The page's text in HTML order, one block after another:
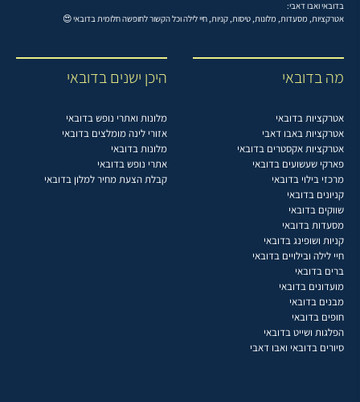
בדובאי ואבו דאבי:
אטרקציות, מסעדות, מלונות, טיסות, קניות, חיי לילה וכל הקשור לחופשה חלומית בדובאי 😍
מה בדובאי
אטרקציות בדובאי
אטרקציות באבו דאבי
אטרקציות אקסטרים בדובאי
פארקי שעשועים בדובאי
מרכזי בילוי בדובאי
קניונים בדובאי
שווקים בדובאי
מסעדות בדובאי
קניות ושופינג בדובאי
חיי לילה ובילויים בדובאי
ברים בדובאי
מועדונים בדובאי
מבנים בדובאי
חופים בדובאי
הפלגות ושייט בדובאי
סיורים בדובאי ואבו דאבי
היכן ישנים בדובאי
מלונות ואתרי נופש בדובאי
אזורי לינה מומלצים בדובאי
מלונות בדובאי
אתרי נופש בדובאי
קבלת הצעת מחיר למלון בדובאי